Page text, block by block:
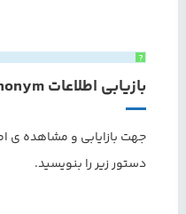
?
بازیابی اطلاعات synonym ها
دستور زیر را بنویسید.